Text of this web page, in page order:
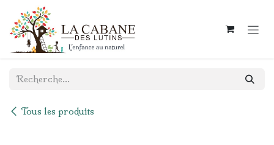
Se rendre au contenu
Tous les produits